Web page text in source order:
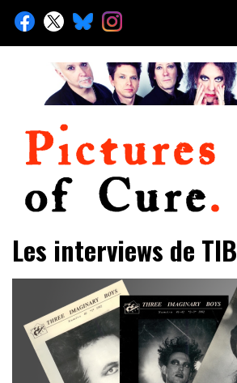
Skip
content
Pictures of Cure
Les interviews de TIB